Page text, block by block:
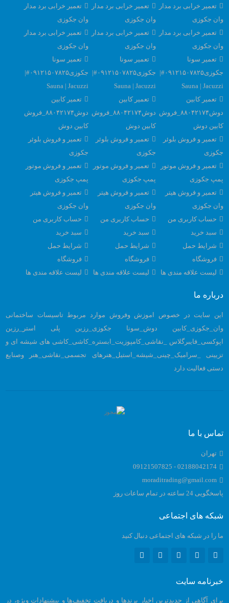
تعمیر خرابی برد مدار
وان جکوزی
تعمیر خرابی برد مدار
وان جکوزی
تعمیر سونا
جکوزی۰۹۱۲۱۵۰۷۸۲۵#|
Sauna | Jacuzzi
تعمیر کابین
دوش۸۸۰۴۲۱۷۴_فروش
کابین دوش
تعمیر و فروش بلوئر
جکوزی
تعمیر و فروش موتور
پمپ جکوزی
تعمیر و فروش هیتر
وان جکوزی
حساب کاربری من
سبد خرید
شرایط حمل
فروشگاه
لیست علاقه مندی ها
تعمیر خرابی برد مدار
وان جکوزی
تعمیر خرابی برد مدار
وان جکوزی
تعمیر سونا
جکوزی۰۹۱۲۱۵۰۷۸۲۵#|
Sauna | Jacuzzi
تعمیر کابین
دوش۸۸۰۴۲۱۷۴_فروش
کابین دوش
تعمیر و فروش بلوئر
جکوزی
تعمیر و فروش موتور
پمپ جکوزی
تعمیر و فروش هیتر
وان جکوزی
حساب کاربری من
سبد خرید
شرایط حمل
فروشگاه
لیست علاقه مندی ها
تعمیر خرابی برد مدار
وان جکوزی
تعمیر خرابی برد مدار
وان جکوزی
تعمیر سونا
جکوزی۰۹۱۲۱۵۰۷۸۲۵#|
Sauna | Jacuzzi
تعمیر کابین
دوش۸۸۰۴۲۱۷۴_فروش
کابین دوش
تعمیر و فروش بلوئر
جکوزی
تعمیر و فروش موتور
پمپ جکوزی
تعمیر و فروش هیتر
وان جکوزی
حساب کاربری من
سبد خرید
شرایط حمل
فروشگاه
لیست علاقه مندی ها
درباره ما
این سایت در خصوص اموزش وفروش موارد مربوط تاسیسات ساختمانی
وان_جکوزی_کابین دوش_سونا جکوزی_رزین پلی استر_رزین
اپوکسی_فایبرگلاس _نقاشی_کامپوزیت_ابستره_کاشی_کاشی های شیشه ای و
تزیینی _سرامیک_چینی_شیشه_استیل_هنرهای تجسمی_نقاشی_هنر وصنایع
دستی فعالیت دارد
تماس با ما
تهران
02188042174 - 09121507825
moraditrading@gmail.com
پاسخگویی 24 ساعته در تمام ساعات روز
شبکه های اجتماعی
ما را در شبکه های اجتماعی دنبال کنید
خبرنامه سایت
برای آگاهی از جدیدترین اخبار برندها و دریافت تخفیف‌ها و پیشنهادات ویژه، در